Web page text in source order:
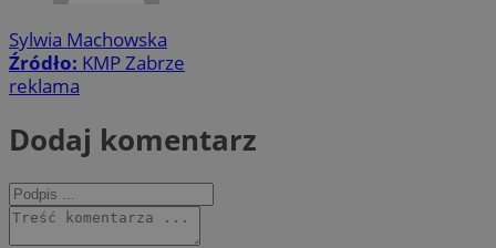
Sylwia Machowska
Źródło: KMP Zabrze
reklama
Dodaj komentarz